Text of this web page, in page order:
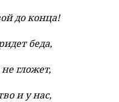
до конца!
беда,
гложет,
и у нас,